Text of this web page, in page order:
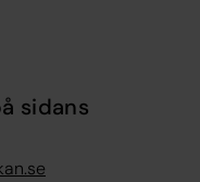
sidans